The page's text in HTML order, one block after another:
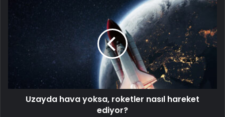
Uzayda hava yoksa, roketler nasıl hareket
ediyor?